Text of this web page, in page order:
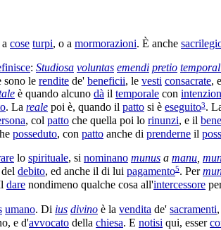
a cose turpi, o a mormorazioni. È anche
: Studiosa voluntas emendi pretio
sono le rendite de' beneficii, le vesti consacrate,
è quando alcuno dà il temporale con
. La reale poi è, quando il patto si è eseguito3.
, col patto che quella poi lo rinunzi, e il
posseduto, con patto anche di prenderne il
lo spirituale, si nominano munus a manu
del debito, ed anche il di lui pagamento5. Per
dare nondimeno qualche cosa all'intercessore
umano. Di ius divino è la vendita de' sacramenti
, e d'avvocato della chiesa. E notisi qui, esser